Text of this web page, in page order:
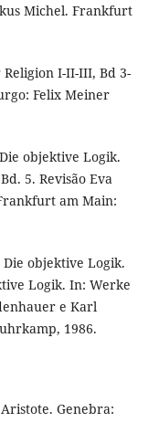
Michel. Frankfurt
I-II-III, Bd 3-
Felix Meiner
objektive Logik.
5. Revisão Eva
am Main:
objektive Logik.
Logik. In: Werke
e Karl
1986.
Genebra: